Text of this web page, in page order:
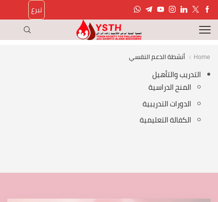
تبرع
Home أنشطة الدعم النفسي
التدريب والتأهيل
المنح الدراسية
الدورات التدريبية
الكفالة التعليمية